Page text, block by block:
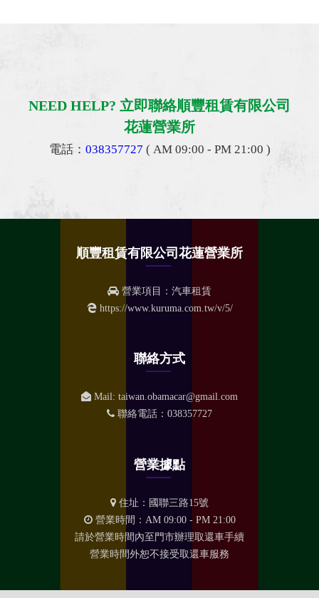
NEED HELP? 立即聯絡順豐租賃有限公司
花蓮營業所
電話： 038357727 ( AM 09:00 - PM 21:00 )
順豐租賃有限公司花蓮營業所
營業項目：汽車租賃
https://www.kuruma.com.tw/v/5/
聯絡方式
Mail: taiwan.obamacar@gmail.com
聯絡電話： 038357727
營業據點
住址： 國聯三路15號
營業時間：AM 09:00 - PM 21:00
請於營業時間內至門市辦理取還車手續
營業時間外恕不接受取還車服務